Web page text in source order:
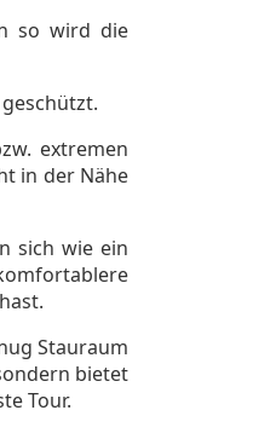
so wird die
extremen
in der Nähe
sich wie ein
Stauraum
bietet
Tour.